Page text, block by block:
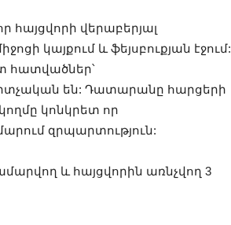
հայցվորի վերաբերյալ
կայքում և ֆեյսբուքյան էջում:
հատվածներ՝
են: Դատարանը հարցերի
կոնկրետ որ
զրպարտություն:
և հայցվորին առնչվող 3